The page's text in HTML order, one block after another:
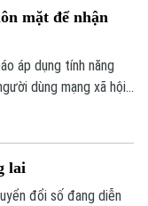
mặt để nhận
áp dụng tính năng
dùng mạng xã hội
lai
đổi số đang diễn